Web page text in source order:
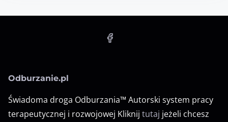
Odburzanie.pl
Świadoma droga Odburzania™ Autorski system pracy
terapeutycznej i rozwojowej Kliknij tutaj jeżeli chcesz